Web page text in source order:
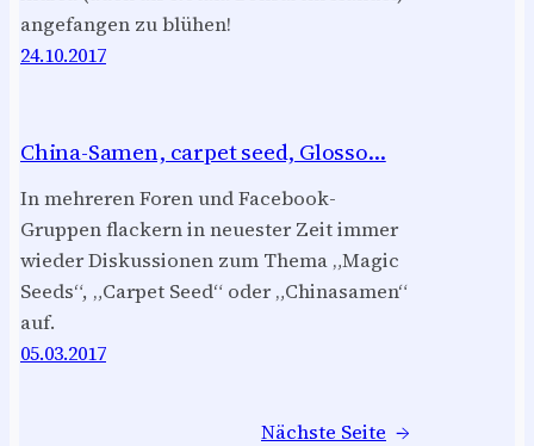
angefangen zu blühen!
24.10.2017
China-Samen, carpet seed, Glosso…
In mehreren Foren und Facebook-
Gruppen flackern in neuester Zeit immer
wieder Diskussionen zum Thema „Magic
Seeds“, „Carpet Seed“ oder „Chinasamen“
auf.
05.03.2017
Nächste Seite →